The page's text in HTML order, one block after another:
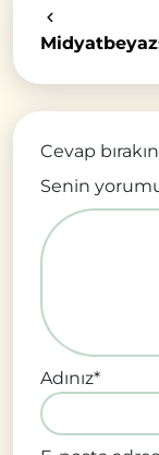
Cevap bırakın
Senin
Adınız*